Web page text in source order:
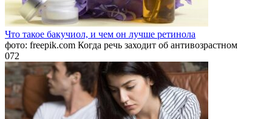
Что такое бакучиол, и чем он лучше ретинола
фото: freepik.com Когда речь заходит об антивозрастном
072